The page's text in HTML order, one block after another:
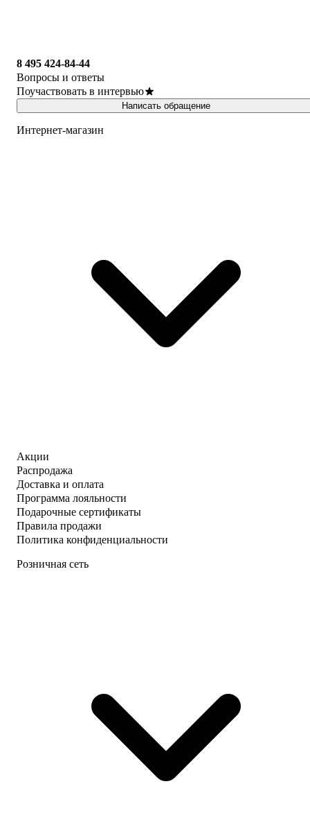
8 495 424-84-44
Вопросы и ответы
Поучаствовать в интервью
Написать обращение
Интернет-магазин
Акции
Распродажа
Доставка и оплата
Программа лояльности
Подарочные сертификаты
Правила продажи
Политика конфиденциальности
Розничная сеть